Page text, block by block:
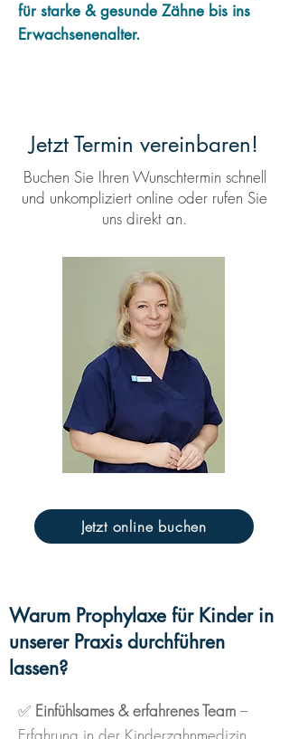
für starke & gesunde Zähne bis ins
Erwachsenenalter.
Jetzt Termin vereinbaren!
Buchen Sie Ihren Wunschtermin schnell
und unkompliziert online oder rufen Sie
uns direkt an.
Jetzt online buchen
Warum Prophylaxe für Kinder in
unserer Praxis durchführen
lassen?
✅ Einfühlsames & erfahrenes Team –